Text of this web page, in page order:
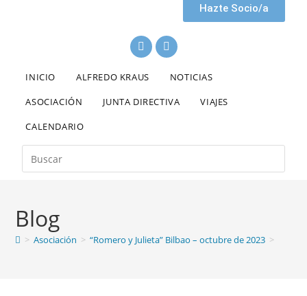
Hazte Socio/a
INICIO ALFREDO KRAUS
NOTICIAS
ASOCIACIÓN
JUNTA DIRECTIVA
VIAJES
CALENDARIO
Blog
> Asociación > “Romero y Julieta” Bilbao – octubre de 2023 >